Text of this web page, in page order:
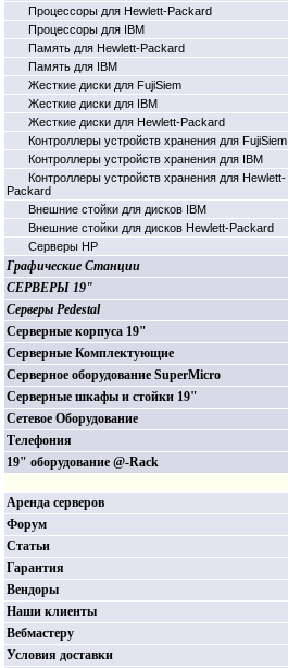
Процессоры для Hewlett-Packard
Процессоры для IBM
Память для Hewlett-Packard
Память для IBM
Жесткие диски для FujiSiem
Жесткие диски для IBM
Жесткие диски для Hewlett-Packard
Контроллеры устройств хранения для FujiSiem
Контроллеры устройств хранения для IBM
Контроллеры устройств хранения для Hewlett-
Packard
Внешние стойки для дисков IBM
Внешние стойки для дисков Hewlett-Packard
Серверы HP
Графические Станции
СЕРВЕРЫ 19"
Серверы Pedestal
Серверные корпуса 19"
Серверные Комплектующие
Серверное оборудование SuperMicro
Серверные шкафы и стойки 19"
Сетевое Оборудование
Телефония
19" оборудование @-Rack
Аренда серверов
Форум
Статьи
Гарантия
Вендоры
Наши клиенты
Вебмастеру
Условия доставки